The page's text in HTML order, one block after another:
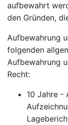
aufbewahrt
den Gründen,
Aufbewahrung
folgenden
Aufbewahrung
Recht:
10 Jahre -